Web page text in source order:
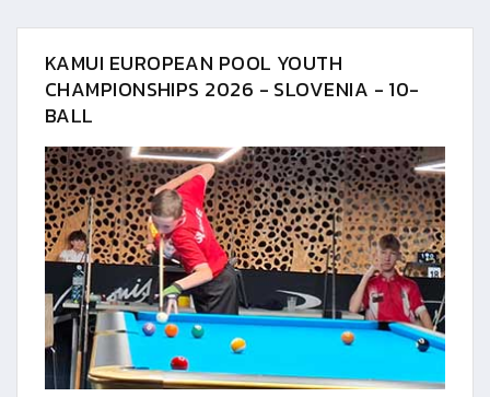
KAMUI EUROPEAN POOL YOUTH
CHAMPIONSHIPS 2026 - SLOVENIA - 10-
BALL